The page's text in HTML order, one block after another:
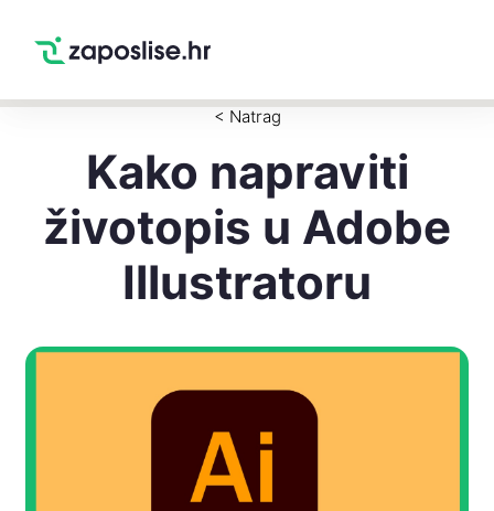
< Natrag
Kako napraviti
životopis u Adobe
Illustratoru
Swipe Match Chat
Google Play